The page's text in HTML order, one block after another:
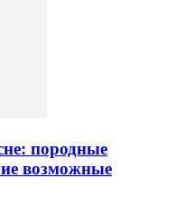
породные
возможные